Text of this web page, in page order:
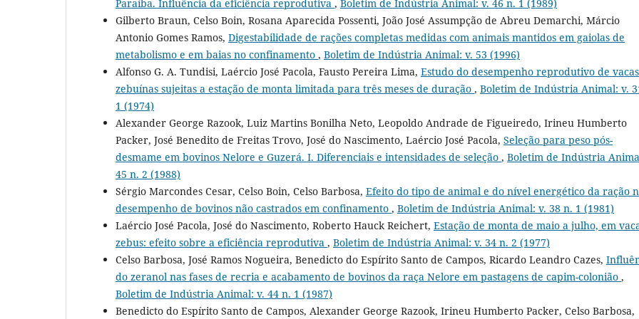
Paraíba. Influência da eficiência reprodutiva , Boletim de Indústria Animal: v. 46 n. 1 (1989)
Gilberto Braun, Celso Boin, Rosana Aparecida Possenti, João José Assumpção de Abreu Demarchi, Márcio
Antonio Gomes Ramos, Digestabilidade de rações completas medidas com animais mantidos em gaiolas de
metabolismo e em baias no confinamento , Boletim de Indústria Animal: v. 53 (1996)
Alfonso G. A. Tundisi, Laércio José Pacola, Fausto Pereira Lima, Estudo do desempenho reprodutivo de vacas
zebuínas sujeitas a estação de monta limitada para três meses de duração , Boletim de Indústria Animal: v.
1 (1974)
Alexander George Razook, Luiz Martins Bonilha Neto, Leopoldo Andrade de Figueiredo, Irineu Humberto
Packer, José Benedito de Freitas Trovo, José do Nascimento, Laércio José Pacola, Seleção para peso pós-
desmame em bovinos Nelore e Guzerá. I. Diferenciais e intensidades de seleção , Boletim de Indústria
45 n. 2 (1988)
Sérgio Marcondes Cesar, Celso Boin, Celso Barbosa, Efeito do tipo de animal e do nível energético da ração
desempenho de bovinos não castrados em confinamento , Boletim de Indústria Animal: v. 38 n. 1 (1981)
Laércio José Pacola, José do Nascimento, Roberto Hauck Reichert, Estação de monta de maio a julho, em
zebus: efeito sobre a eficiência reprodutiva , Boletim de Indústria Animal: v. 34 n. 2 (1977)
Celso Barbosa, José Ramos Nogueira, Benedicto do Espírito Santo de Campos, Ricardo Leandro Cazes,
do zeranol nas fases de recria e acabamento de bovinos da raça Nelore em pastagens de capim-colonião ,
Boletim de Indústria Animal: v. 44 n. 1 (1987)
Benedicto do Espírito Santo de Campos, Alexander George Razook, Irineu Humberto Packer, Celso Barbosa,